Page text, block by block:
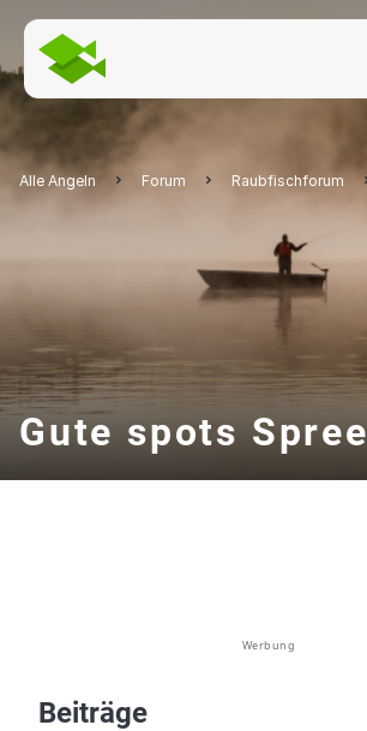
Alle Angeln Forum Raubfischforum
Gute spots Spree
Werbung
Beiträge